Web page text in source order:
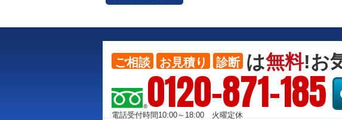
ご相談 お見積り 診断 は無料!お
0120-871-185
電話受付時間10:00～18:00 火曜定休